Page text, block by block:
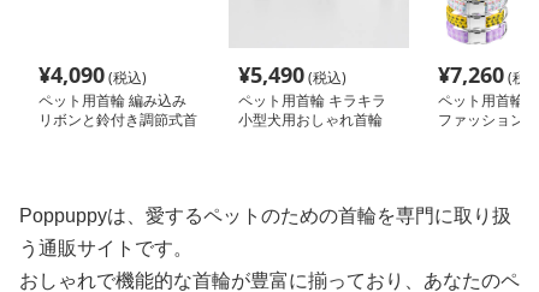
¥4,090(税込)
ペット用首輪 編み込み
リボンと鈴付き調節式首
¥5,490(税込)
ペット用首輪 キラキラ
小型犬用おしゃれ首輪
¥7,260(税
ペット用首輪
ファッション
Poppuppyは、愛するペットのための首輪を専門に取り扱
う通販サイトです。
おしゃれで機能的な首輪が豊富に揃っており、あなたのペ